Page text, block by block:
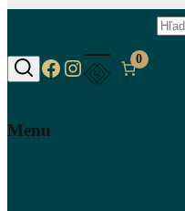
Hľadať
https://
https:// 0
Menu